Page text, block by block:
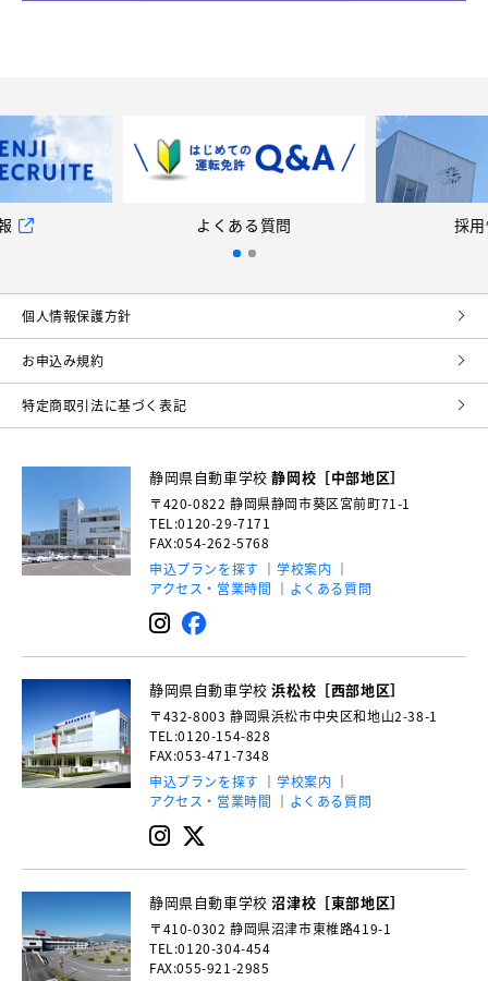
よくある質問 採
個⼈情報保護⽅針
お申込み規約
特定商取引法に基づく表記
静岡県自動車学校静岡校［中部地区］
〒420-0822 静岡県静岡市葵区宮前町71-1
TEL:0120-29-7171
FAX:054-262-5768
申込プランを探す
学校案内
アクセス・営業時間
よくある質問
静岡県自動車学校浜松校［西部地区］
〒432-8003 静岡県浜松市中央区和地山2-38-1
TEL:0120-154-828
FAX:053-471-7348
申込プランを探す
学校案内
アクセス・営業時間
よくある質問
静岡県自動車学校沼津校［東部地区］
〒410-0302 静岡県沼津市東椎路419-1
TEL:0120-304-454
FAX:055-921-2985